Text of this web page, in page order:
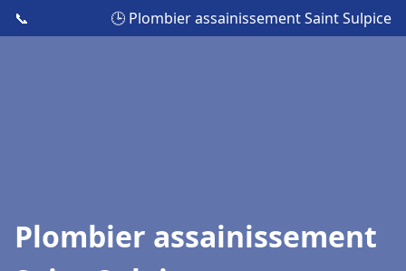
📞 🕒 Plombier assainissement Saint Sulpice
Plombier assainissement